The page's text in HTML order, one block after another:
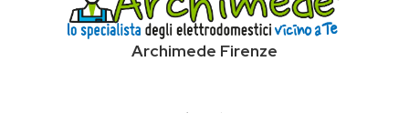
Archimede Firenze